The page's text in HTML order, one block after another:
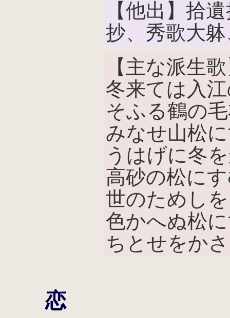
【他出】拾
抄、秀歌大
【主な派生
冬来ては入
そふる鶴の
みなせ山松
うはげに冬
高砂の松に
世のためし
色かへぬ松
ちとせをか
恋